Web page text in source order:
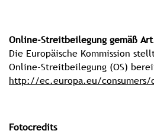
Online-Streitbeilegung gemäß
Die Europäische Kommission
Online-Streitbeilegung (OS)
http://ec.europa.eu/consumers/
Fotocredits